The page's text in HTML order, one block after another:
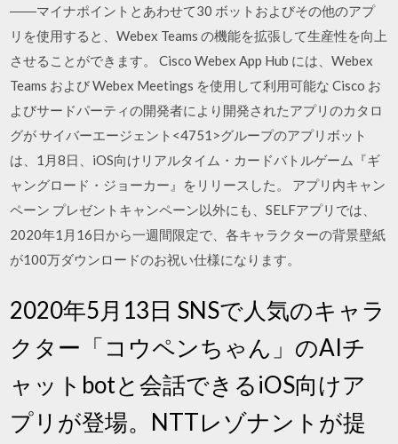
――マイナポイントとあわせて30 ボットおよびその他のアプ
リを使用すると、Webex Teams の機能を拡張して生産性を向上
させることができます。 Cisco Webex App Hub には、Webex
Teams および Webex Meetings を使用して利用可能な Cisco お
よびサードパーティの開発者により開発されたアプリのカタロ
グが サイバーエージェント<4751>グループのアプリボット
は、1月8日、iOS向けリアルタイム・カードバトルゲーム『ギ
ャングロード・ジョーカー』をリリースした。 アプリ内キャン
ペーン プレゼントキャンペーン以外にも、SELFアプリでは、
2020年1月16日から一週間限定で、各キャラクターの背景壁紙
が100万ダウンロードのお祝い仕様になります。
2020年5月13日 SNSで人気のキャラ
クター「コウペンちゃん」のAIチ
ャットbotと会話できるiOS向けア
プリが登場。NTTレゾナントが提